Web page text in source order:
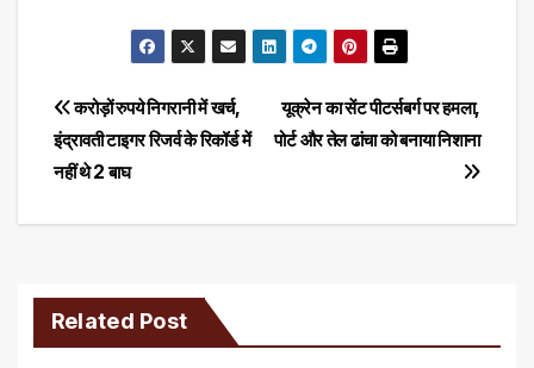
Post
navigation
यूक्रेन का सेंट पीटर्सबर्ग पर हमला,
पोर्ट और तेल ढांचा को बनाया निशाना
करोड़ों रुपये निगरानी में खर्च,
इंद्रावती टाइगर रिजर्व के रिकॉर्ड में
नहीं थे 2 बाघ
Related Post